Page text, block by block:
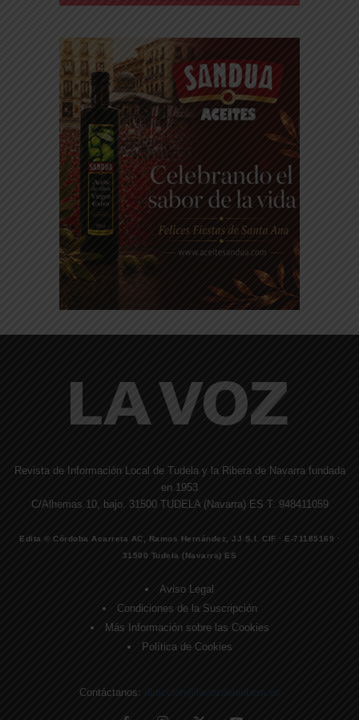
Revista de Información Local de Tudela y la Ribera de Navarra fundada
en 1953
C/Alhemas 10, bajo. 31500 TUDELA (Navarra) ES T. 948411059
Edita © Córdoba Acarreta AC, Ramos Hernández, JJ S.I. CIF · E-71185169 ·
31500 Tudela (Navarra) ES
Aviso Legal
Condiciones de la Suscripción
Más Información sobre las Cookies
Política de Cookies
Contáctanos: direccion@lavozdelaribera.es